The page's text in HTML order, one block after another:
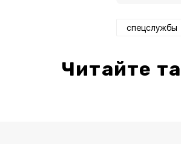
спецслужбы
Читайте